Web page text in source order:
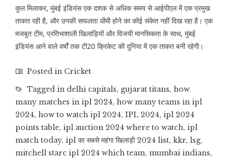
कुल मिलाकर, मुंबई इंडियंस एक दशक से अधिक समय से आईपीएल में एक प्रमुख
ताकत रही है, और उनकी सफलता धीमी होने का कोई संकेत नहीं दिख रहा है। एक
मजबूत टीम, प्रतिभाशाली खिलाड़ियों और विजयी मानसिकता के साथ, मुंबई
इंडियंस आने वाले वर्षों तक टी20 क्रिकेट की दुनिया में एक ताकत बनी रहेगी।
Posted in Cricket
Tagged in delhi capitals, gujarat titans, how
many matches in ipl 2024, how many teams in ipl
2024, how to watch ipl 2024, IPL 2024, ipl 2024
points table, ipl auction 2024 where to watch, ipl
match today, ipl का सबसे महंगा खिलाड़ी 2024 list, kkr, lsg,
mitchell starc ipl 2024 which team, mumbai indians,